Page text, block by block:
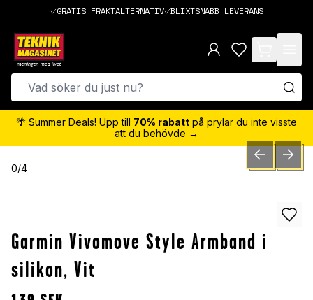
GRATIS FRAKTALTERNATIV BLIXTSNABB LEVERANS
items in cart,
🌴 Summer Deals! Upp till 70% rabatt på prylar du inte visste
att du behövde →
0/4 PREVIOUSNEXT
Garmin Vivomove Style Armband i
silikon, Vit